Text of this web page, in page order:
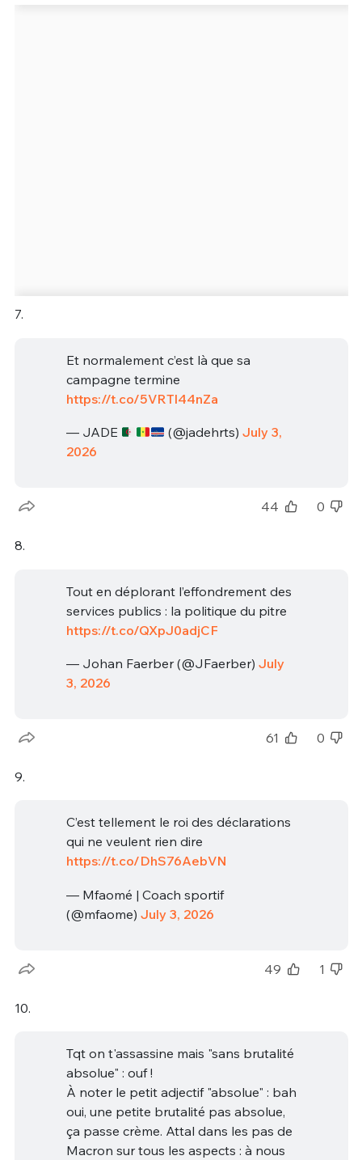
7.
Et normalement c’est là que sa
campagne termine
https://t.co/5VRTl44nZa
— JADE (@jadehrts)July 3,
2026
44 0
8.
Tout en déplorant l’effondrement des
services publics : la politique du pitre
https://t.co/QXpJ0adjCF
— Johan Faerber (@JFaerber) July
3, 2026
61 0
9.
C’est tellement le roi des déclarations
qui ne veulent rien dire
https://t.co/DhS76AebVN
— Mfaomé | Coach sportif
(@mfaome) July 3, 2026
49 1
10.
Tqt on t'assassine mais "sans brutalité
absolue" : ouf !
À noter le petit adjectif "absolue" : bah
oui, une petite brutalité pas absolue,
ça passe crème. Attal dans les pas de
Macron sur tous les aspects : à nous